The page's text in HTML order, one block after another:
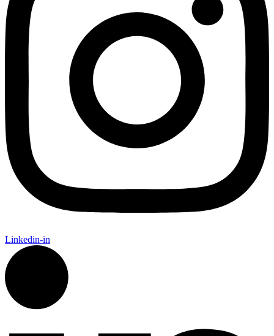
Linkedin-in